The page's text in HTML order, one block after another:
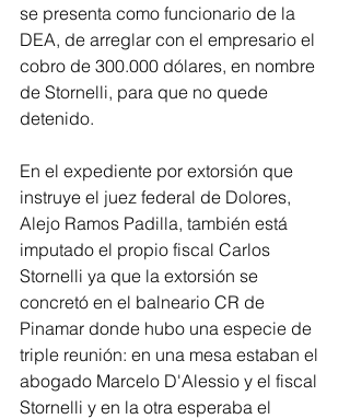
se presenta como funcionario de la
DEA, de arreglar con el empresario el
cobro de 300.000 dólares, en nombre
de Stornelli, para que no quede
detenido.
En el expediente por extorsión que
instruye el juez federal de Dolores,
Alejo Ramos Padilla, también está
imputado el propio fiscal Carlos
Stornelli ya que la extorsión se
concretó en el balneario CR de
Pinamar donde hubo una especie de
triple reunión: en una mesa estaban el
abogado Marcelo D'Alessio y el fiscal
Stornelli y en la otra esperaba el